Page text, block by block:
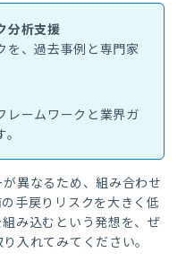
分析支援
を、過去事例と専門家
レームワークと業界ガ
異なるため、組み合わせ
手戻りリスクを大きく低
み込むという発想を、ぜ
入れてみてください。